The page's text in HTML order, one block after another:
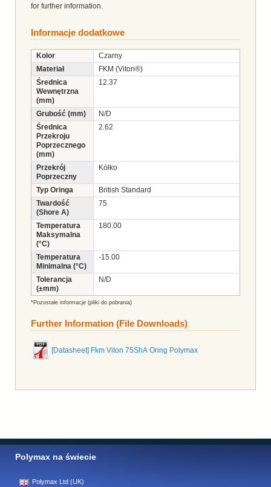
for further information.
Informacje dodatkowe
Kolor
Czarny
Materiał
FKM (Viton®)
Średnica
Wewnętrzna
(mm)
12.37
Grubość (mm)
N/D
Średnica
Przekroju
Poprzecznego
(mm)
2.62
Przekrój
Poprzeczny
Kółko
Typ Oringa
British Standard
Twardość
(Shore A)
75
Temperatura
Maksymalna
(°C)
180.00
Temperatura
Minimalna (°C)
-15.00
Tolerancja
(±mm)
N/D
*Pozostałe informacje (pliki do pobrania)
Further Information (File Downloads)
[Datasheet] Fkm Viton 75ShA Oring Polymax
Polymax na świecie
Polymax Ltd (UK)